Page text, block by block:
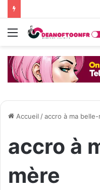
Menu
Accueil /accro à ma belle-
accro à
mère